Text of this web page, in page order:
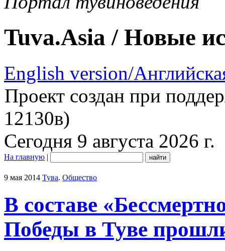
Tuva.Asia / Новые
English version/
Проект создан при
12130в)
Сегодня 9 августа 2026 г.
На главную |
9 мая 2014 Тува. Общество
В составе
Победы в Туве